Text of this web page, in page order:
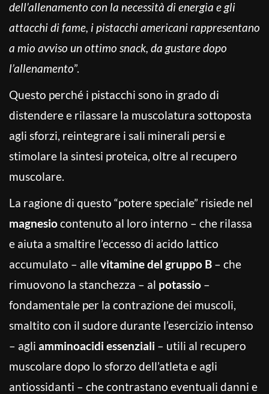
dell’allenamento con la necessità di energia e gli
attacchi di fame, i pistacchi americani rappresentano
a mio avviso un ottimo snack, da gustare dopo
l’allenamento”.
Questo perché i pistacchi sono in grado di
distendere e rilassare la muscolatura sottoposta
agli sforzi, reintegrare i sali minerali persi e
stimolare la sintesi proteica, oltre al recupero
muscolare.
La ragione di questo “potere speciale” risiede nel
magnesiocontenuto al loro interno – che rilassa
e aiuta a smaltire l’eccesso di acido lattico
accumulato – allevitamine del gruppo B – che
rimuovono la stanchezza – al potassio –
fondamentale per la contrazione dei muscoli,
smaltito con il sudore durante l’esercizio intenso
– agli amminoacidi essenziali – utili al recupero
muscolare dopo lo sforzo dell’atleta e agli
antiossidanti – che contrastano eventuali danni e